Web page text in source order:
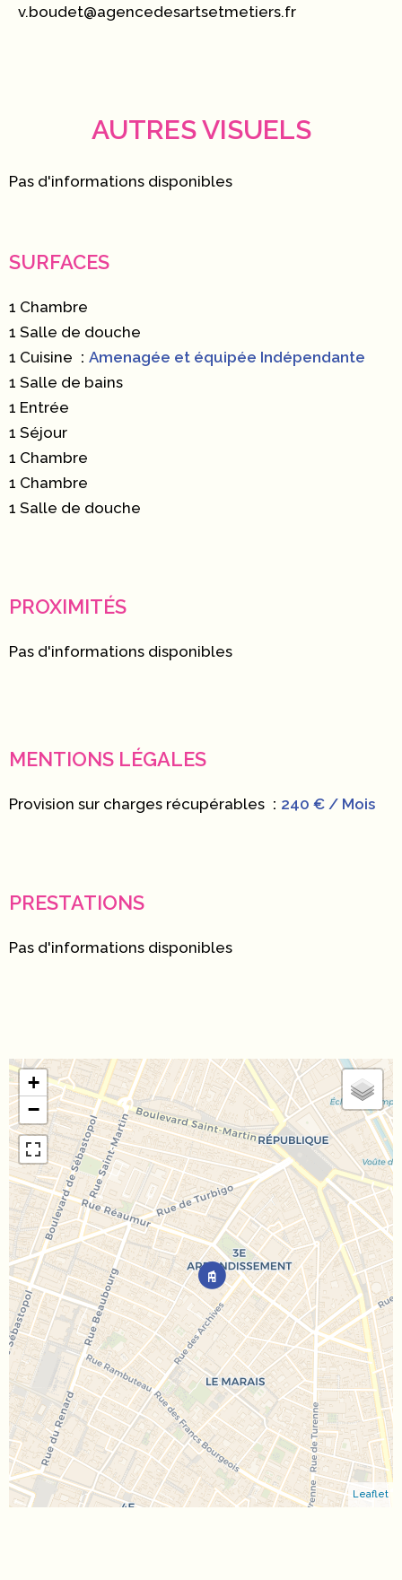
v.boudet@agencedesartsetmetiers.fr
AUTRES VISUELS
Pas d'informations disponibles
SURFACES
1 Chambre
1 Salle de douche
1 Cuisine
Amenagée et équipée Indépendante
1 Salle de bains
1 Entrée
1 Séjour
1 Chambre
1 Chambre
1 Salle de douche
PROXIMITÉS
Pas d'informations disponibles
MENTIONS LÉGALES
Provision sur charges récupérables 240 € / Mois
PRESTATIONS
Pas d'informations disponibles
+
−
Leaflet